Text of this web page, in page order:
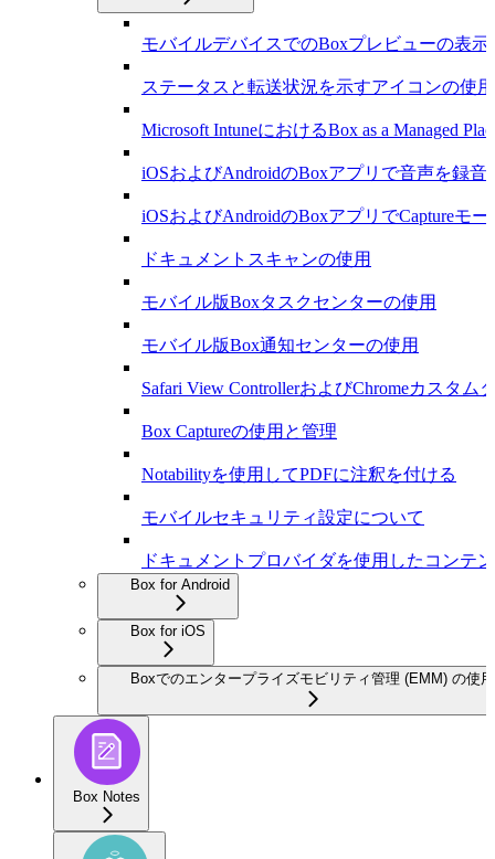
モバイルデバイスでのBoxプレビューの表
ステータスと転送状況を示すアイコンの使用
Microsoft IntuneにおけるBox as a Managed
iOSおよびAndroidのBoxアプリで音声を録音
iOSおよびAndroidのBoxアプリでCaptureモ
ドキュメントスキャンの使用
モバイル版Boxタスクセンターの使用
モバイル版Box通知センターの使用
Safari View ControllerおよびChromeカスタム
Box Captureの使用と管理
Notabilityを使用してPDFに注釈を付ける
モバイルセキュリティ設定について
ドキュメントプロバイダを使用したコンテ
Box for Android
Box for iOS
Boxでのエンタープライズモビリティ管理 (EMM) の使用
Box Notes